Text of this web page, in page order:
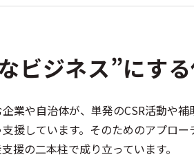
ビジネス”にす
業や自治体が、単発のCSR活動や
援しています。そのためのアプロ
援の二本柱で成り立っています。